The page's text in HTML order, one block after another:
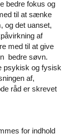
bedre fokus og
til at sænke
og det uanset,
af
med til at give
bedre søvn.
psykisk og fysisk
af,
råd er skrevet
for indhold